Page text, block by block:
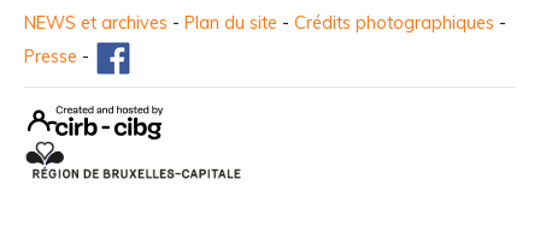
NEWS et archives - Plan du site - Crédits photographiques -
Presse -